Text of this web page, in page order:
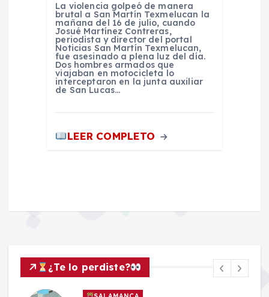
La violencia golpeó de manera
brutal a San Martín Texmelucan la
mañana del 16 de julio, cuando
Josué Martínez Contreras,
periodista y director del portal
Noticias San Martín Texmelucan,
fue asesinado a plena luz del día.
Dos hombres armados que
viajaban en motocicleta lo
interceptaron en la junta auxiliar
de San Lucas…
LEER COMPLETO
¿Te lo perdiste?